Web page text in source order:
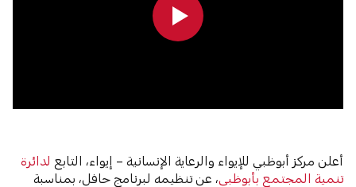
أعلن مركز أبوظبي للإيواء والرعاية الإنسانية – إيواء، التابع لدائرة
تنمية المجتمع بأبوظبي، عن تنظيمه لبرنامج حافل، بمناسبة